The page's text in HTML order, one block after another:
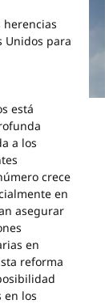
herencias
Unidos para
está
a los
crece
en
asegurar
en
reforma
en los